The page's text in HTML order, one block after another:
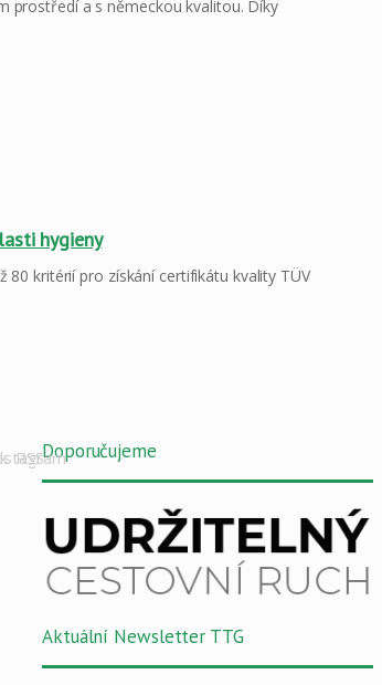
prostředí a s německou kvalitou. Díky
hygieny
kritérií pro získání certifikátu kvality TÜV
Doporučujeme
Aktuální Newsletter TTG
RSS